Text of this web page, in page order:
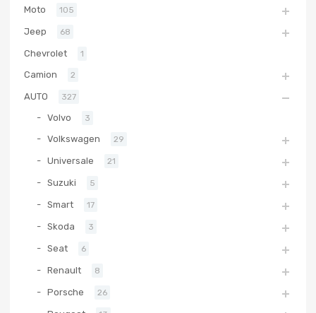
Moto 105
Jeep 68
Chevrolet 1
Camion 2
AUTO 327
Volvo 3
Volkswagen 29
Universale 21
Suzuki 5
Smart 17
Skoda 3
Seat 6
Renault 8
Porsche 26